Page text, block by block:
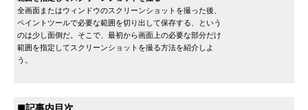
全画面またはウィンドウのスクリーンショットを撮った後、
ペイントツールで必要な範囲を切り出して保存する、という
のは少し面倒だ。そこで、最初から画面上の必要な部分だけ
範囲を指定してスクリーンショットを撮る方法を紹介しよ
う。